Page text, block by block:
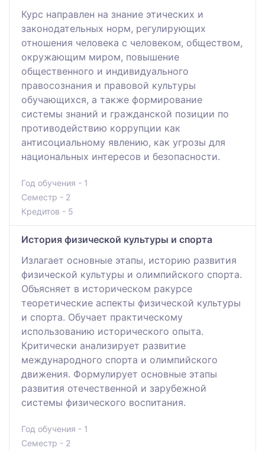
Курс направлен на знание этических и
законодательных норм, регулирующих
отношения человека с человеком, обществом,
окружающим миром, повышение
общественного и индивидуального
правосознания и правовой культуры
обучающихся, а также формирование
системы знаний и гражданской позиции по
противодействию коррупции как
антисоциальному явлению, как угрозы для
национальных интересов и безопасности.
Год обучения - 1
Семестр - 2
Кредитов - 5
История физической культуры и спорта
Излагает основные этапы, историю развития
физической культуры и олимпийского спорта.
Объясняет в историческом ракурсе
теоретические аспекты физической культуры
и спорта. Обучает практическому
использованию исторического опыта.
Критически анализирует развитие
международного спорта и олимпийского
движения. Формулирует основные этапы
развития отечественной и зарубежной
системы физического воспитания.
Год обучения - 1
Семестр - 2